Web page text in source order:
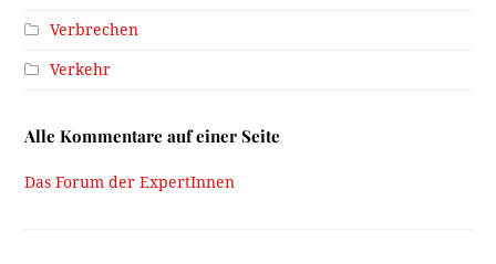
Verbrechen
Verkehr
Alle Kommentare auf einer Seite
Das Forum der ExpertInnen